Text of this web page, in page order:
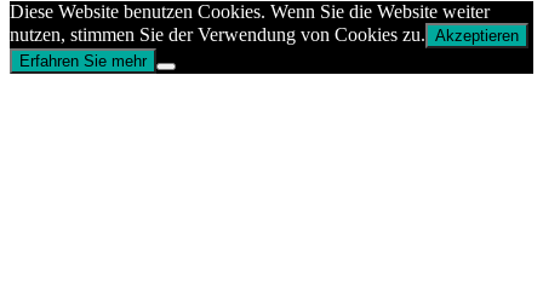
Diese Website benutzen Cookies. Wenn Sie die Website weiter
nutzen, stimmen Sie der Verwendung von Cookies zu. Akzeptieren
Erfahren Sie mehr